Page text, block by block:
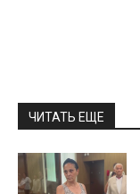
ЧИТАТЬ ЕЩЕ